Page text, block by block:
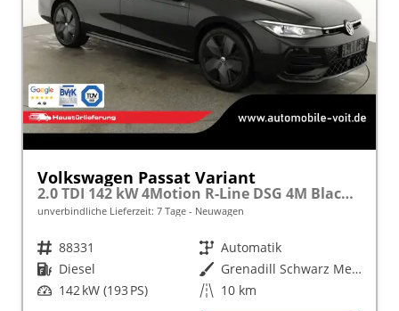
Volkswagen Passat Variant
2.0 TDI 142 kW 4Motion R-Line DSG 4M Black, AHK, IQ.Light, HUD, 19-Zoll, AreaView, Navi, Side
unverbindliche Lieferzeit: 7 Tage Neuwagen
Fahrzeugnr. 88331 Getriebe Automatik
Kraftstoff Diesel Außenfarbe
Grenadill Schwarz Metallic
Leistung 142 kW (193 PS) Kilometerstand 10 km